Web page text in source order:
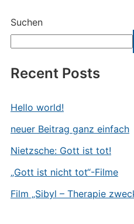
Suchen
Recent Posts
Hello world!
neuer Beitrag ganz einfach
Nietzsche: Gott ist tot!
„Gott ist nicht tot“-Filme
Film „Sibyl – Therapie